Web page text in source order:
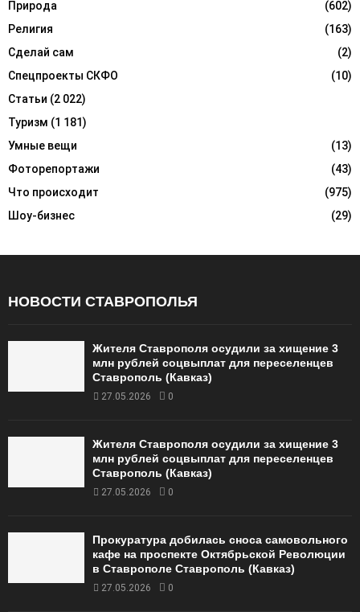
Природа
(602)
Религия
(163)
Сделай сам
(2)
Спецпроекты СКФО
(10)
Статьи (2 022)
Туризм (1 181)
Умные вещи
(13)
Фоторепортажи
(43)
Что происходит
(975)
Шоу-бизнес
(29)
НОВОСТИ СТАВРОПОЛЬЯ
Жителя Ставрополя осудили за хищение 3
млн рублей соцвыплат для переселенцев
Ставрополь (Кавказ)
27.05.2026 0
Жителя Ставрополя осудили за хищение 3
млн рублей соцвыплат для переселенцев
Ставрополь (Кавказ)
27.05.2026 0
Прокуратура добилась сноса самовольного
кафе на проспекте Октябрьской Революции
в Ставрополе Ставрополь (Кавказ)
27.05.2026 0